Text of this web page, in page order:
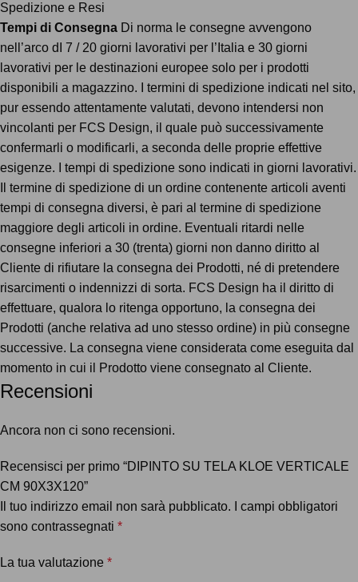
Spedizione e Resi
Tempi di Consegna Di norma le consegne avvengono
nell’arco dI 7 / 20 giorni lavorativi per l’Italia e 30 giorni
lavorativi per le destinazioni europee solo per i prodotti
disponibili a magazzino. I termini di spedizione indicati nel sito,
pur essendo attentamente valutati, devono intendersi non
vincolanti per FCS Design, il quale può successivamente
confermarli o modificarli, a seconda delle proprie effettive
esigenze. I tempi di spedizione sono indicati in giorni lavorativi.
Il termine di spedizione di un ordine contenente articoli aventi
tempi di consegna diversi, è pari al termine di spedizione
maggiore degli articoli in ordine. Eventuali ritardi nelle
consegne inferiori a 30 (trenta) giorni non danno diritto al
Cliente di rifiutare la consegna dei Prodotti, né di pretendere
risarcimenti o indennizzi di sorta. FCS Design ha il diritto di
effettuare, qualora lo ritenga opportuno, la consegna dei
Prodotti (anche relativa ad uno stesso ordine) in più consegne
successive. La consegna viene considerata come eseguita dal
momento in cui il Prodotto viene consegnato al Cliente.
Recensioni
Ancora non ci sono recensioni.
Recensisci per primo “DIPINTO SU TELA KLOE VERTICALE
CM 90X3X120”
Il tuo indirizzo email non sarà pubblicato.
I campi obbligatori
sono contrassegnati *
La tua valutazione *